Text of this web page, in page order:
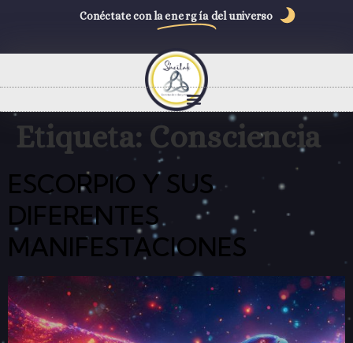
Conéctate con la energía del universo
Etiqueta: Consciencia
ESCORPIO Y SUS
DIFERENTES
MANIFESTACIONES